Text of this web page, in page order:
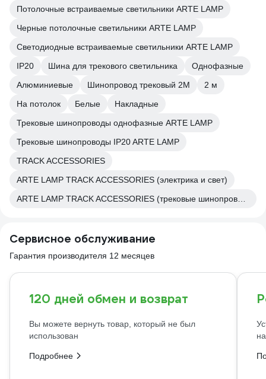
Потолочные встраиваемые светильники ARTE LAMP
Черные потолочные светильники ARTE LAMP
Светодиодные встраиваемые светильники ARTE LAMP
IP20
Шина для трекового светильника
Однофазные
Алюминиевые
Шинопровод трековый 2М
2 м
На потолок
Белые
Накладные
Трековые шинопроводы однофазные ARTE LAMP
Трековые шинопроводы IP20 ARTE LAMP
TRACK ACCESSORIES
ARTE LAMP TRACK ACCESSORIES (электрика и свет)
Сервисное обслуживание
Гарантия производителя 12 месяцев
120 дней обмен и возврат
Вы можете вернуть товар, который не был
использован
Подробнее